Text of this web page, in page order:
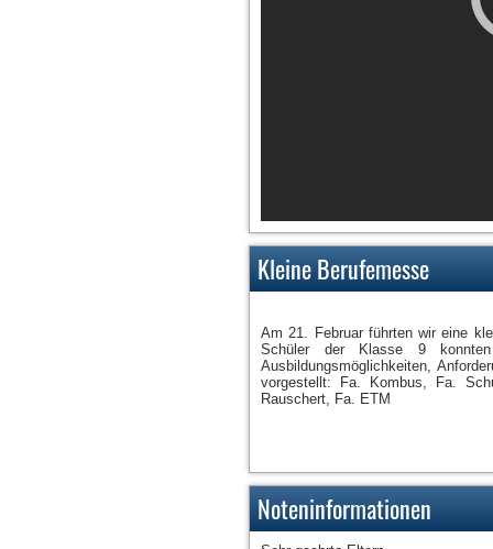
Kleine Berufemesse
Am 21. Februar führten wir eine
Schüler der Klasse 9
Ausbildungsmöglichkeiten,
vorgestellt: Fa. Kombus, Fa.
Rauschert, Fa. ETM
Noteninformationen